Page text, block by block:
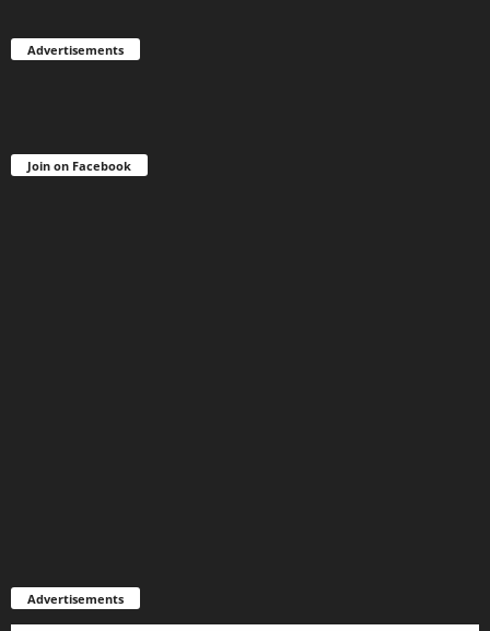
Advertisements
Join on Facebook
Advertisements